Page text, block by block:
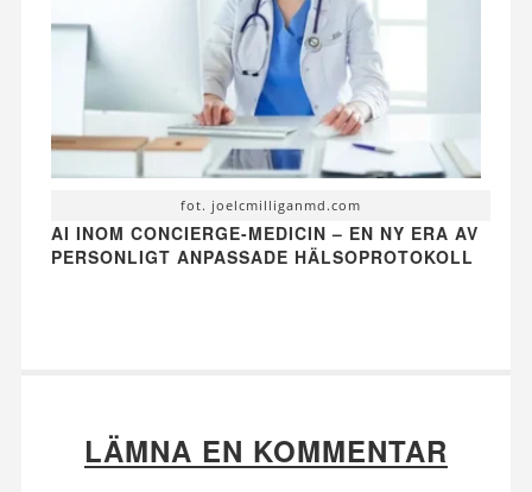
fot. joelcmilliganmd.com
AI INOM CONCIERGE-MEDICIN – EN NY ERA AV
PERSONLIGT ANPASSADE HÄLSOPROTOKOLL
LÄMNA EN KOMMENTAR